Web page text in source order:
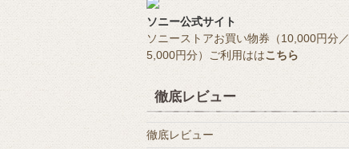
ソニー公式サイト
ソニーストアお買い物券（10,000円分／
5,000円分）ご利用ははこちら
徹底レビュー
徹底レビュー